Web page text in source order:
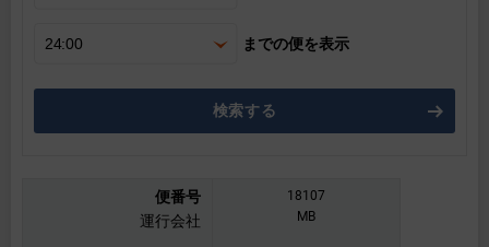
までの便を表示
検索する
便番号
運行会社
18107
MB